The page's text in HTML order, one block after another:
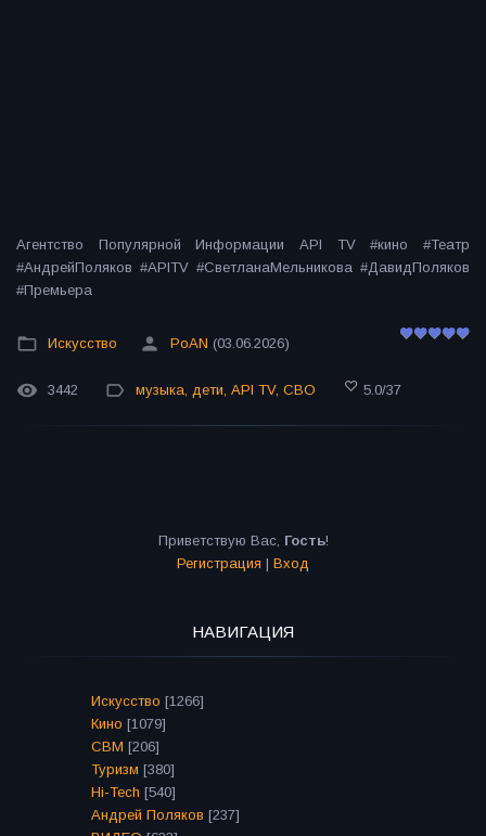
Агентство Популярной Информации API TV #кино #Театр
#АндрейПоляков #APITV #СветланаМельникова #ДавидПоляков
#Премьера
Искусство PoAN (03.06.2026)
3442 музыка, дети, API TV, СВО 5.0/37
Приветствую Вас, Гость!
Регистрация | Вход
НАВИГАЦИЯ
Искусство [1266]
Кино [1079]
СВМ [206]
Туризм [380]
Hi-Tech [540]
Андрей Поляков [237]